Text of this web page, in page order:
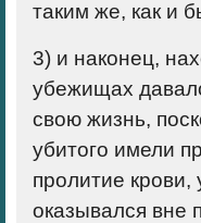
таким же, как и
3) и наконец,
убежищах
свою жизнь,
убитого имели
пролитие крови,
оказывался вне